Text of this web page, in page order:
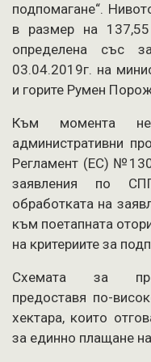
подпомагане“.
в размер на
определена
03.04.2019г. на
и горите Румен
Към момента
административни
Регламент (ЕС)
заявления по
обработката на
към поетапната
на критериите за
Схемата за
предоставя по-
хектара, които
за единно плащане